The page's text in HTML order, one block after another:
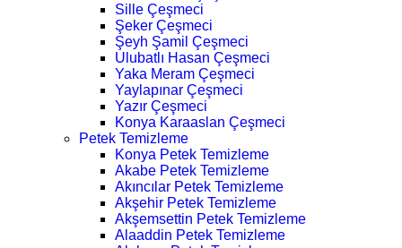
Sille Çeşmeci
Şeker Çeşmeci
Şeyh Şamil Çeşmeci
Ulubatlı Hasan Çeşmeci
Yaka Meram Çeşmeci
Yaylapınar Çeşmeci
Yazır Çeşmeci
Konya Karaaslan Çeşmeci
Petek Temizleme
Konya Petek Temizleme
Akabe Petek Temizleme
Akıncılar Petek Temizleme
Akşehir Petek Temizleme
Akşemsettin Petek Temizleme
Alaaddin Petek Temizleme